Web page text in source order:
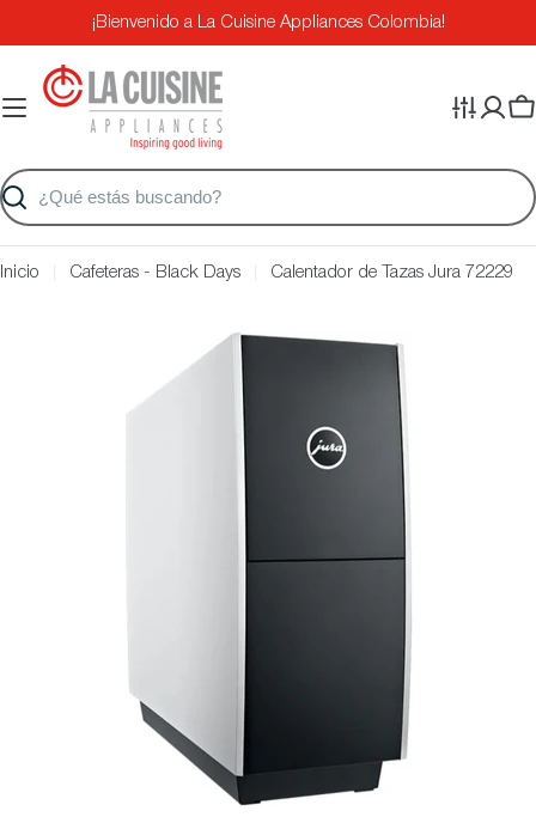
al
contenido
¡Bienvenido a La Cuisine Appliances Colombia!
Buscar
Inicio Cafeteras - Black Days Calentador de Tazas Jura 72229